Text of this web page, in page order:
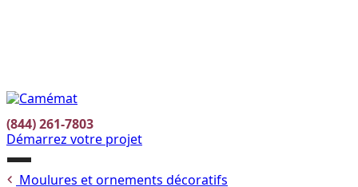
(844) 261-7803
Démarrez votre projet
Ouvrir
le
Moulures et ornements décoratifs